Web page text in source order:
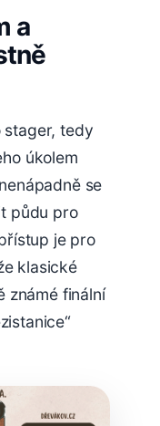
a
stager, tedy
úkolem
se
půdu pro
je pro
klasické
známé finální